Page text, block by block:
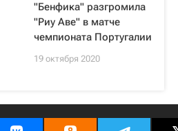
"Бенфика" разгромила
"Риу Аве" в матче
чемпионата Португалии
19 октября 2020